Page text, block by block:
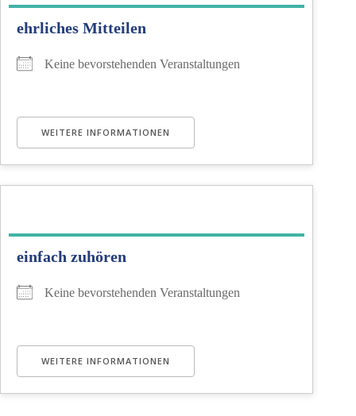
ehrliches Mitteilen
Keine bevorstehenden Veranstaltungen
WEITERE INFORMATIONEN
einfach zuhören
Keine bevorstehenden Veranstaltungen
WEITERE INFORMATIONEN